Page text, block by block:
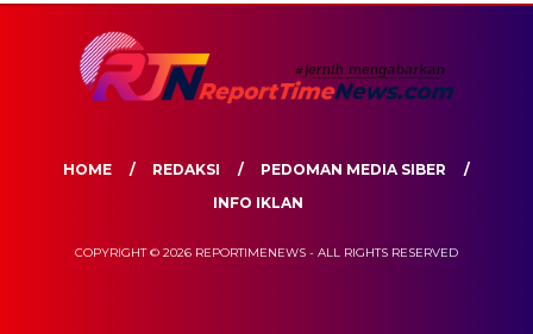
HOME REDAKSI
PEDOMAN MEDIA SIBER
INFO IKLAN
COPYRIGHT © 2026 REPORTIMENEWS - ALL RIGHTS RESERVED